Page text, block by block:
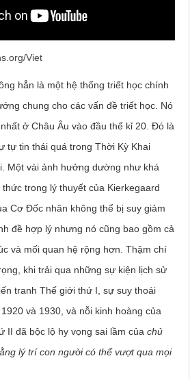
Viet
hẳn là một hệ thống triết học chính
chung cho các vấn đề triết học. Nó
ở Châu Âu vào đầu thế kỉ 20. Đó là
tự tin thái quá trong Thời Kỳ Khai
Một vài ảnh hưởng dường như khá
trong lý thuyết của Kierkegaard
Cơ Đốc nhân không thể bị suy giảm
đề hợp lý nhưng nó cũng bao gồm cả
và mối quan hệ rộng hơn. Thậm chí
khi trải qua những sự kiện lịch sử
tranh Thế giới thứ I, sự suy thoái
và 1930, và nỗi kinh hoàng của
II đã bộc lộ hy vọng sai lầm củachủ
lý trí con người có thể vượt qua mọi